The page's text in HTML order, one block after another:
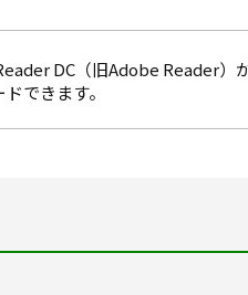
DC（旧Adobe Reader）が
できます。